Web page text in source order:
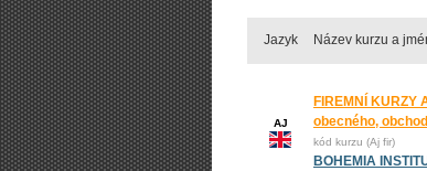
Jazyk Název kurzu a
AJ
FIREMNÍ KURZY
obecného,
kód kurzu (Aj fir)
BOHEMIA